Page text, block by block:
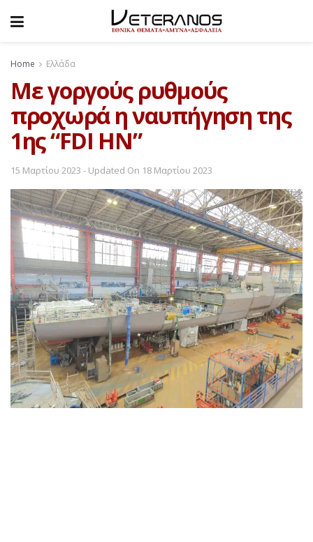
Home Ελλάδα
Με γοργούς ρυθμούς
προχωρά η ναυπήγηση της
1ης “FDI HN”
15 Μαρτίου 2023 - Updated On 18 Μαρτίου 2023